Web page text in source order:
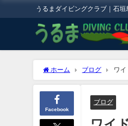
うるまダイビングクラブ｜石
ホーム ブログ ワイ
Facebook
ブログ